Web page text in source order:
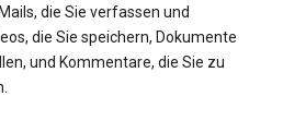
die Sie verfassen und
die Sie speichern, Dokumente
und Kommentare, die Sie zu